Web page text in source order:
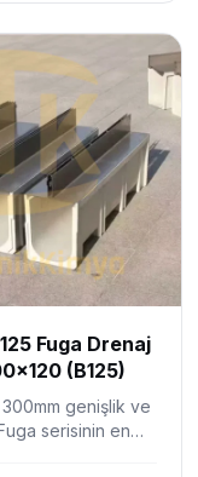
Fuga Drenaj
(B125)
300mm genişlik ve
serisinin en